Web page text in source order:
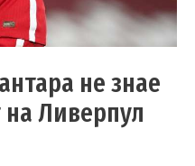
не знае
на Ливерпул